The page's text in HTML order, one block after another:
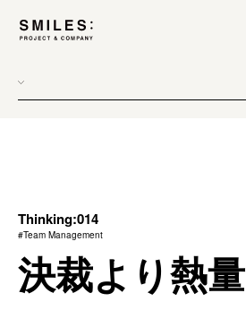
scope
process
team management
Thinking:014
#Team Management
決裁より熱量